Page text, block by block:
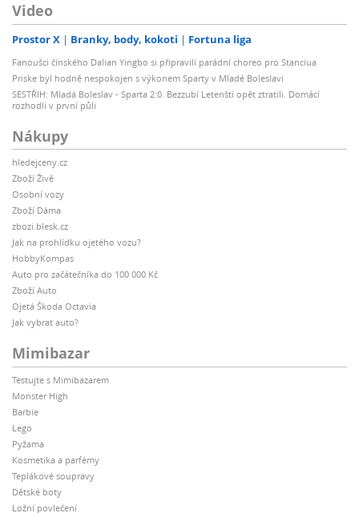
Video
Prostor X Branky, body, kokoti Fortuna liga
Fanoušci čínského Dalian Yingbo si připravili parádní choreo pro Stanciua
Priske byl hodně nespokojen s výkonem Sparty v Mladé Boleslavi
SESTŘIH: Mladá Boleslav - Sparta 2:0. Bezzubí Letenští opět ztratili. Domácí
rozhodli v první půli
Nákupy
hledejceny.cz
Zboží Živě
Osobní vozy
Zboží Dáma
zbozi.blesk.cz
Jak na prohlídku ojetého vozu?
HobbyKompas
Auto pro začátečníka do 100 000 Kč
Zboží Auto
Ojetá Škoda Octavia
Jak vybrat auto?
Mimibazar
Testujte s Mimibazarem
Monster High
Barbie
Lego
Pyžama
Kosmetika a parfémy
Teplákové soupravy
Dětské boty
Ložní povlečení